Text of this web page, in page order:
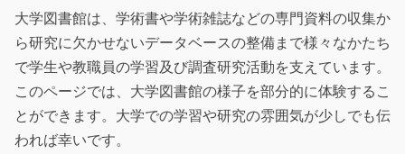
大学図書館は、学術書や学術雑誌などの専門資料の収集か
ら研究に欠かせないデータベースの整備まで様々なかたち
で学生や教職員の学習及び調査研究活動を支えています。
このページでは、大学図書館の様子を部分的に体験するこ
とができます。大学での学習や研究の雰囲気が少しでも伝
われば幸いです。